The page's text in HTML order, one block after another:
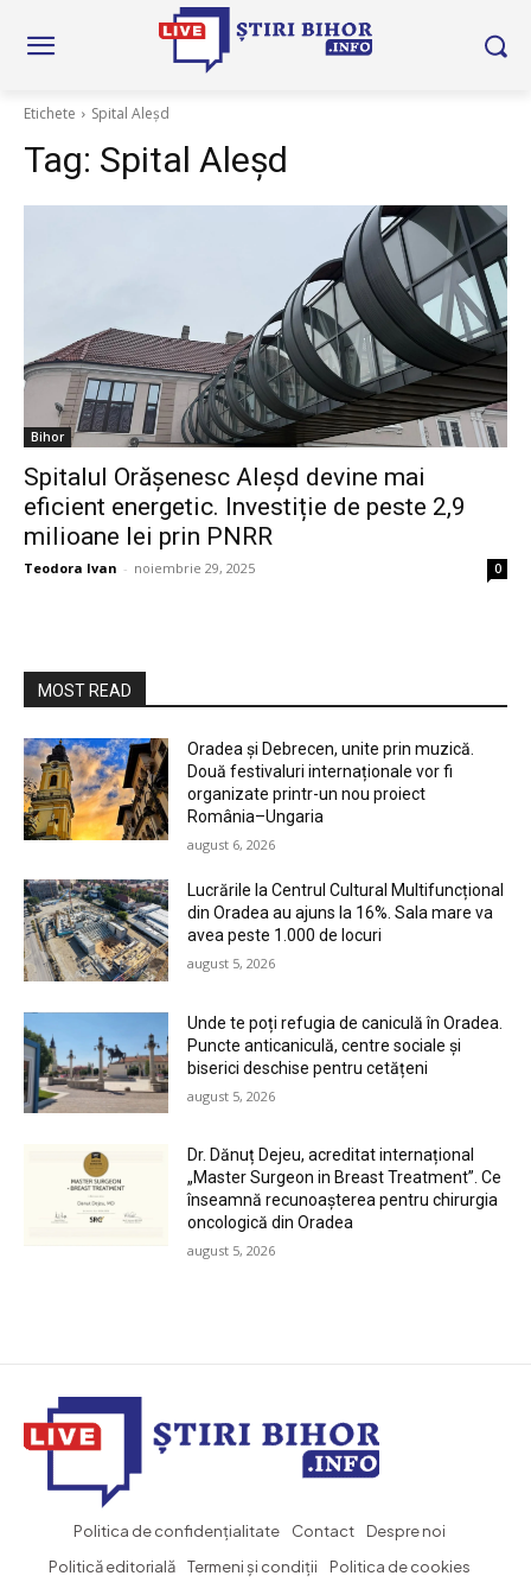
Etichete Spital Aleșd
Tag: Spital Aleșd
Bihor
Spitalul Orășenesc Aleșd devine mai
eficient energetic. Investiție de peste 2,9
milioane lei prin PNRR
Teodora Ivan - noiembrie 29, 2025 0
MOST READ
Oradea și Debrecen, unite prin muzică.
Două festivaluri internaționale vor fi
organizate printr-un nou proiect
România–Ungaria
august 6, 2026
Lucrările la Centrul Cultural Multifuncțional
din Oradea au ajuns la 16%. Sala mare va
avea peste 1.000 de locuri
august 5, 2026
Unde te poți refugia de caniculă în Oradea.
Puncte anticaniculă, centre sociale și
biserici deschise pentru cetățeni
august 5, 2026
Dr. Dănuț Dejeu, acreditat internațional
„Master Surgeon in Breast Treatment”. Ce
înseamnă recunoașterea pentru chirurgia
oncologică din Oradea
august 5, 2026
Politica de confidențialitate Contact
Despre noi
Politică editorială
Termeni și condiții
Politica de cookies